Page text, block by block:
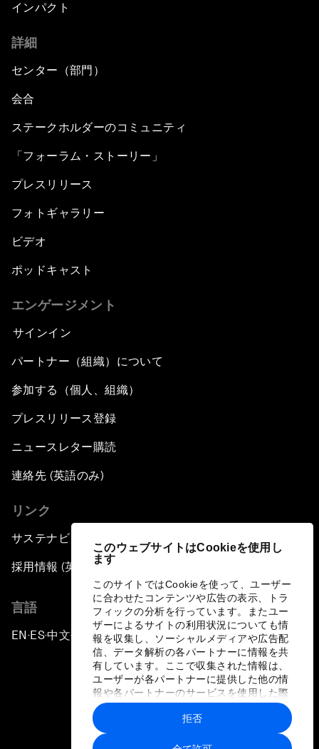
このウェブサイトはCookieを使用し
ます
このサイトではCookieを使って、ユーザー
に合わせたコンテンツや広告の表示、トラ
フィックの分析を行っています。またユー
ザーによるサイトの利用状況についても情
報を収集し、ソーシャルメディアや広告配
信、データ解析の各パートナーに情報を共
有しています。ここで収集された情報は、
ユーザーが各パートナーに提供した他の情
報や各パートナーのサービスを使用した際
に収集された情報と組み合わされ、各パー
トナーによって使用されることがありま
す。
拒否
インパクト
詳細
センター（部門）
会合
ステークホルダーのコミュニティ
「フォーラム・ストーリー」
プレスリリース
フォトギャラリー
ビデオ
ポッドキャスト
エンゲージメント
サインイン
パートナー（組織）について
参加する（個人、組織）
プレスリリース登録
ニュースレター購読
連絡先 (英語のみ)
リンク
サステナビリティへの取り組み
採用情報 (英語のみ)
言語
EN ▪ES▪中文▪ 日本語
プライバシーポリシーと利用規約